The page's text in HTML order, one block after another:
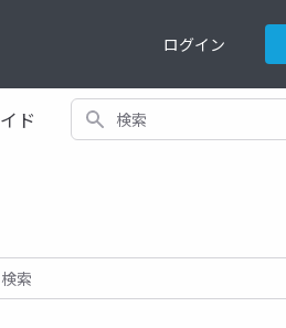
ログイン
ド 検索